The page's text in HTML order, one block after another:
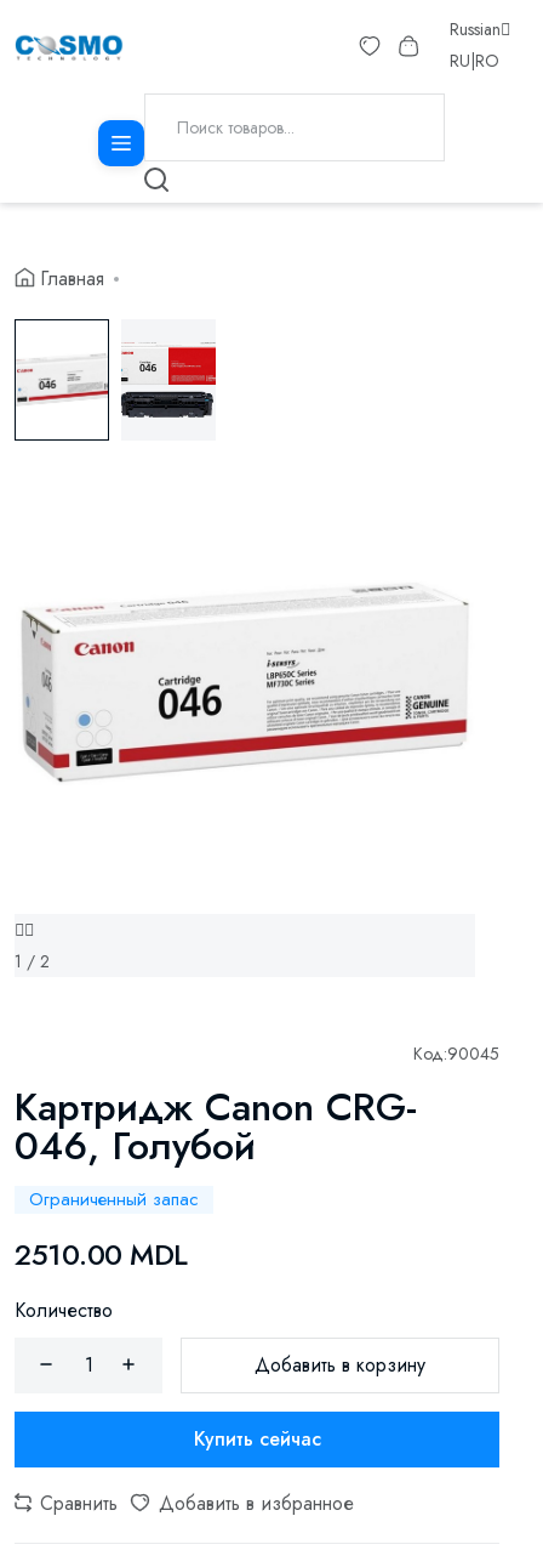
Russian
RU RO
Главная
1 / 2
Код:90045
Картридж Canon CRG-
046, Голубой
Ограниченный запас
2510.00 MDL
Количество
Добавить в корзину
Купить сейчас
Сравнить Добавить в избранное